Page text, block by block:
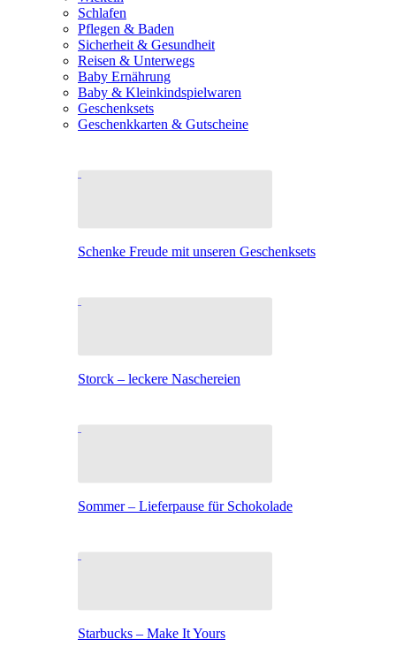
Schlafen
Pflegen & Baden
Sicherheit & Gesundheit
Reisen & Unterwegs
Baby Ernährung
Baby & Kleinkindspielwaren
Geschenksets
Geschenkkarten & Gutscheine
Schenke Freude mit unseren Geschenksets
Storck – leckere Naschereien
Sommer – Lieferpause für Schokolade
Starbucks – Make It Yours